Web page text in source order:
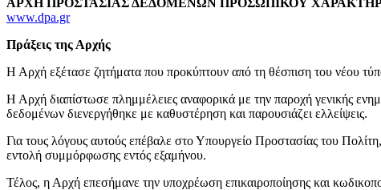
www.dpa.gr
Πράξεις της Αρχής
Η Αρχή εξέτασε ζητήματα που προκύπτουν από τη θέσπιση του νέου
Η Αρχή διαπίστωσε πλημμέλειες αναφορικά με την παροχή γενικής
δεδομένων διενεργήθηκε με καθυστέρηση και παρουσιάζει ελλείψεις.
Για τους λόγους αυτούς επέβαλε στο Υπουργείο Προστασίας του
εντολή συμμόρφωσης εντός εξαμήνου.
Τέλος, η Αρχή επεσήμανε την υποχρέωση επικαιροποίησης και